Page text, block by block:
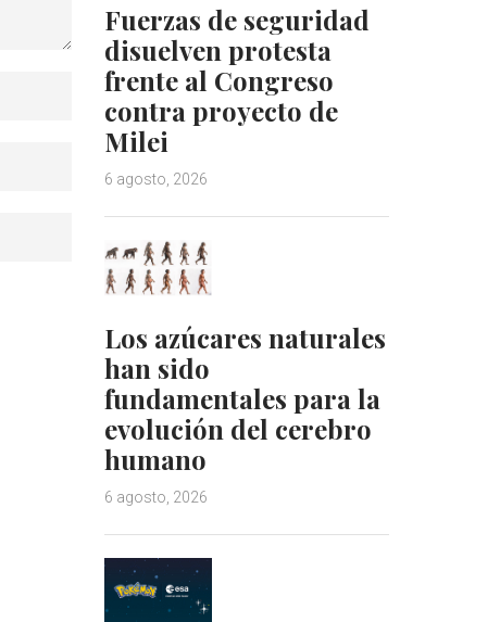
Fuerzas de seguridad
disuelven protesta
frente al Congreso
contra proyecto de
Milei
6 agosto, 2026
Los azúcares naturales
han sido
fundamentales para la
evolución del cerebro
humano
6 agosto, 2026